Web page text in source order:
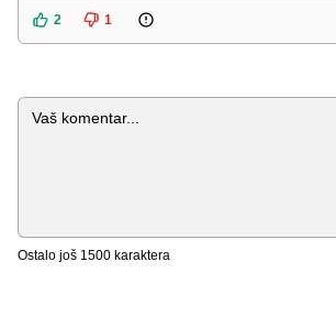
2 1
Komentar
Ostalo još 1500 karaktera